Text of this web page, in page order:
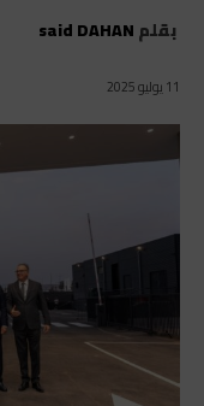
بقلمsaid DAHAN
11 يوليو 2025